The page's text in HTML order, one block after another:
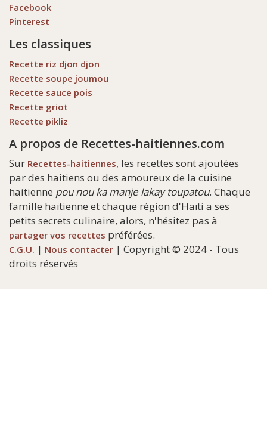
Facebook
Pinterest
Les classiques
Recette riz djon djon
Recette soupe joumou
Recette sauce pois
Recette griot
Recette pikliz
A propos de Recettes-haitiennes.com
Sur Recettes-haitiennes, les recettes sont ajoutées
par des haitiens ou des amoureux de la cuisine
haitienne pou nou ka manje lakay toupatou. Chaque
famille haïtienne et chaque région d'Haïti a ses
petits secrets culinaire, alors, n'hésitez pas à
partager vos recettes préférées.
C.G.U. | Nous contacter | Copyright © 2024 - Tous
droits réservés